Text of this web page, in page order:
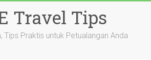
Travel Tips
Tips Praktis untuk Petualangan Anda